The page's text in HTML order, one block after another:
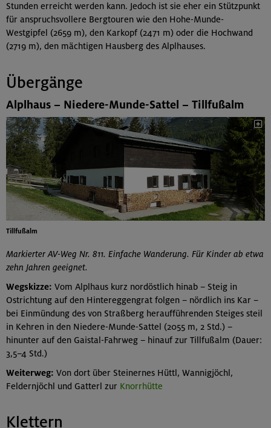
Stunden erreicht werden kann. Jedoch ist sie eher ein Stützpunkt
für anspruchsvollere Bergtouren wie den Hohe-Munde-
Westgipfel (2659 m), den Karkopf (2471 m) oder die Hochwand
(2719 m), den mächtigen Hausberg des Alplhauses.
Übergänge
Alplhaus – Niedere-Munde-Sattel – Tillfußalm
Tillfußalm
Markierter AV-Weg Nr. 811. Einfache Wanderung. Für Kinder ab etwa
zehn Jahren geeignet.
Wegskizze: Vom Alplhaus kurz nordöstlich hinab – Steig in
Ostrichtung auf den Hintereggengrat folgen – nördlich ins Kar –
bei Einmündung des von Straßberg heraufführenden Steiges steil
in Kehren in den Niedere-Munde-Sattel (2055 m, 2 Std.) –
hinunter auf den Gaistal-Fahrweg – hinauf zur Tillfußalm (Dauer:
3,5–4 Std.)
Weiterweg: Von dort über Steinernes Hüttl, Wannigjöchl,
Feldernjöchl und Gatterl zur Knorrhütte
Klettern